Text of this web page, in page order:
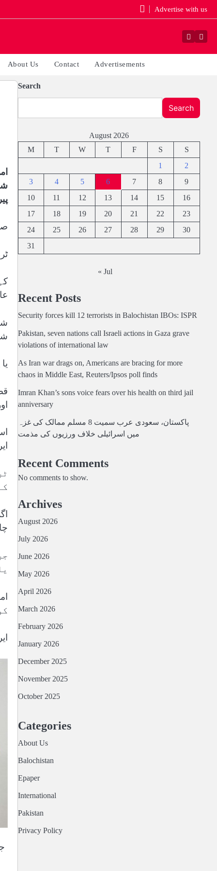
Advertise with us
Facebook
About Us Contact Advertisements
Search
Search
August 2026
M
T W T F S
S
1
2
3
4 5 6 7 8
9
10
11 12 13 14 15
16
17
18 19 20 21 22
23
24
25 26 27 28 29
30
31
« Jul
Recent Posts
Security forces kill 12 terrorists in Balochistan IBOs: ISPR
Pakistan, seven nations call Israeli actions in Gaza grave
violations of international law
As Iran war drags on, Americans are bracing for more
chaos in Middle East, Reuters/Ipsos poll finds
Imran Khan’s sons voice fears over his health on third jail
anniversary
پاکستان، سعودی عرب سمیت 8 مسلم ممالک کی غزہ
میں اسرائیلی خلاف ورزیوں کی مذمت
Recent Comments
No comments to show.
Archives
August 2026
July 2026
June 2026
May 2026
April 2026
March 2026
February 2026
January 2026
December 2025
November 2025
October 2025
Categories
About Us
Balochistan
Epaper
International
Pakistan
Privacy Policy